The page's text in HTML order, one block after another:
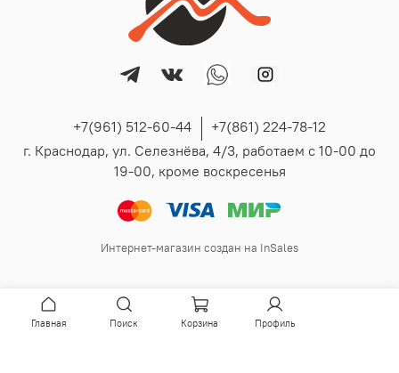
+7(961) 512-60-44
+7(861) 224-78-12
г. Краснодар, ул. Селезнёва, 4/3, работаем с 10-00 до
19-00, кроме воскресенья
Интернет-магазин создан на InSales
Главная Поиск Корзина Профиль